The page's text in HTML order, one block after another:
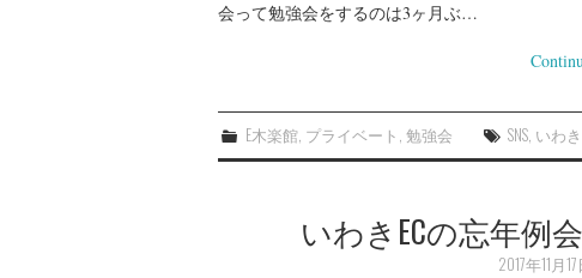
会って勉強会をするのは3ヶ月ぶ…
E木楽館, プライベート ,勉強会 SNS, いわき
いわきECの忘年例
2017年11月17